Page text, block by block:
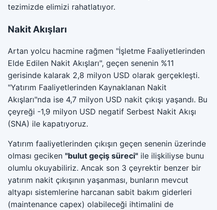
tezimizde elimizi rahatlatıyor.
Nakit Akışları
Artan yolcu hacmine rağmen "İşletme Faaliyetlerinden
Elde Edilen Nakit Akışları", geçen senenin %11
gerisinde kalarak 2,8 milyon USD olarak gerçekleşti.
"Yatırım Faaliyetlerinden Kaynaklanan Nakit
Akışları"nda ise 4,7 milyon USD nakit çıkışı yaşandı. Bu
çeyreği -1,9 milyon USD negatif Serbest Nakit Akışı
(SNA) ile kapatıyoruz.
Yatırım faaliyetlerinden çıkışın geçen senenin üzerinde
olması geciken "bulut geçiş süreci" ile ilişkiliyse bunu
olumlu okuyabiliriz. Ancak son 3 çeyrektir benzer bir
yatırım nakit çıkışının yaşanması, bunların mevcut
altyapı sistemlerine harcanan sabit bakım giderleri
(maintenance capex) olabileceği ihtimalini de